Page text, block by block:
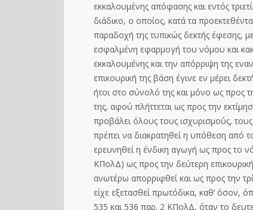
εκκαλουμένης απόφασης και εντός
διάδικο, ο οποίος, κατά τα
παραδοχή της τυπικώς δεκτής έφεσης,
εσφαλμένη εφαρμογή του νόμου και
εκκαλουμένης και την απόρριψη της
επικουρική της βάση έγινε εν μέρει
ήτοι στο σύνολό της και μόνο ως προς
της, αφού πλήττεται ως προς την
προβάλει όλους τους ισχυρισμούς,
πρέπει να διακρατηθεί η υπόθεση από
ερευνηθεί η ένδικη αγωγή ως προς το
ΚΠολΔ) ως προς την δεύτερη
ανωτέρω απορριφθεί και ως προς την
είχε εξετασθεί πρωτόδικα, καθ’
535 και 536 παρ. 2 ΚΠολΔ, όταν το